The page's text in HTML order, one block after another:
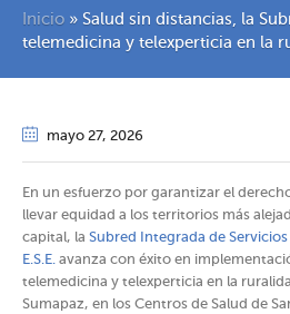
Inicio » Salud sin distancias, la
telemedicina y telexperticia en la
mayo 27, 2026
En un esfuerzo por garantizar el
llevar equidad a los territorios más
capital, la Subred Integrada de Servicios
E.S.E. avanza con éxito en
telemedicina y telexperticia en la
Sumapaz, en los Centros de Salud de